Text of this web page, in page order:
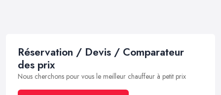
Réservation / Devis / Comparateur
des prix
Nous cherchons pour vous le meilleur chauffeur à petit prix